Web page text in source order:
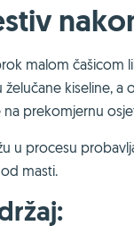
malom čašicom
kiseline, a
prekomjernu
u procesu
masti.